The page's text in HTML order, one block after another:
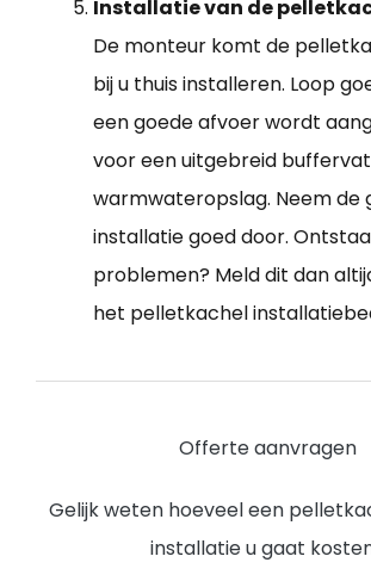
Installatie van de
De monteur komt de
bij u thuis installeren. Loop
een goede afvoer wordt
voor een uitgebreid
warmwateropslag. Neem de
installatie goed door.
problemen? Meld dit dan
het pelletkachel
Offerte aanvragen
Gelijk weten hoeveel een
installatie u gaat